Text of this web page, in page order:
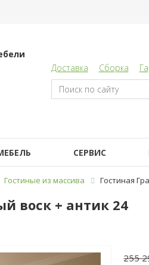
Доставка Сборка
СЕРВИС
Гостиные из массива Гостиная
воск + антик 24
255